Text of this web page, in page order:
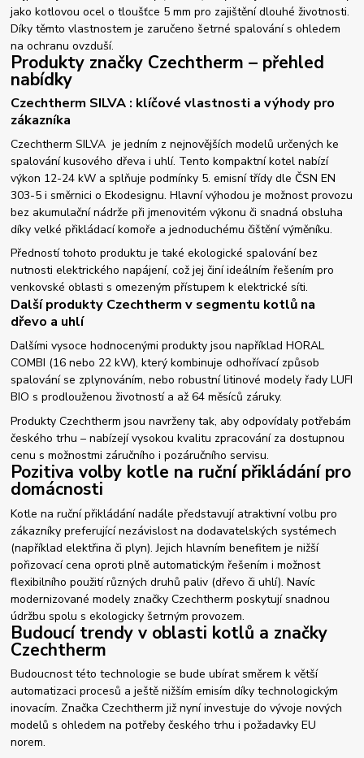
jako kotlovou ocel o tloušťce 5 mm pro zajištění dlouhé životnosti.
Díky těmto vlastnostem je zaručeno šetrné spalování s ohledem
na ochranu ovzduší.
Produkty značky Czechtherm – přehled
nabídky
Czechtherm SILVA : klíčové vlastnosti a výhody pro
zákazníka
Czechtherm SILVA je jedním z nejnovějších modelů určených ke
spalování kusového dřeva i uhlí. Tento kompaktní kotel nabízí
výkon 12-24 kW a splňuje podmínky 5. emisní třídy dle ČSN EN
303-5 i směrnici o Ekodesignu. Hlavní výhodou je možnost provozu
bez akumulační nádrže při jmenovitém výkonu či snadná obsluha
díky velké přikládací komoře a jednoduchému čištění výměníku.
Předností tohoto produktu je také ekologické spalování bez
nutnosti elektrického napájení, což jej činí ideálním řešením pro
venkovské oblasti s omezeným přístupem k elektrické síti.
Další produkty Czechtherm v segmentu kotlů na
dřevo a uhlí
Dalšími vysoce hodnocenými produkty jsou například HORAL
COMBI (16 nebo 22 kW), který kombinuje odhořívací způsob
spalování se zplynováním, nebo robustní litinové modely řady LUFI
BIO s prodlouženou životností a až 64 měsíců záruky.
Produkty Czechtherm jsou navrženy tak, aby odpovídaly potřebám
českého trhu – nabízejí vysokou kvalitu zpracování za dostupnou
cenu s možnostmi záručního i pozáručního servisu.
Pozitiva volby kotle na ruční přikládání pro
domácnosti
Kotle na ruční přikládání nadále představují atraktivní volbu pro
zákazníky preferující nezávislost na dodavatelských systémech
(například elektřina či plyn). Jejich hlavním benefitem je nižší
pořizovací cena oproti plně automatickým řešením i možnost
flexibilního použití různých druhů paliv (dřevo či uhlí). Navíc
modernizované modely značky Czechtherm poskytují snadnou
údržbu spolu s ekologicky šetrným provozem.
Budoucí trendy v oblasti kotlů a značky
Czechtherm
Budoucnost této technologie se bude ubírat směrem k větší
automatizaci procesů a ještě nižším emisím díky technologickým
inovacím. Značka Czechtherm již nyní investuje do vývoje nových
modelů s ohledem na potřeby českého trhu i požadavky EU
norem.